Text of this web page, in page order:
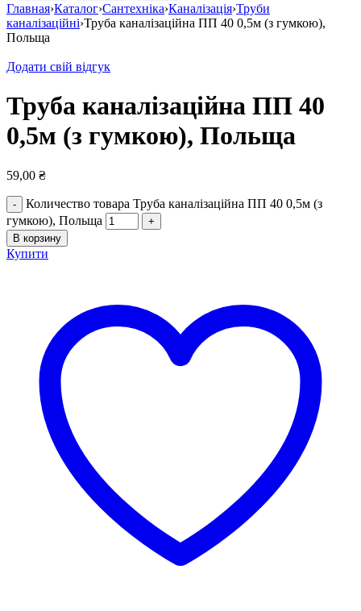
Главная›Каталог›Сантехніка›Каналізація›Труби
каналізаційні›Труба каналізаційна ПП 40 0,5м (з гумкою),
Польща
Додати свій відгук
Труба каналізаційна ПП 40
0,5м (з гумкою), Польща
59,00 ₴
Количество товара Труба каналізаційна ПП 40 0,5м (з
гумкою), Польща
В корзину
Купити